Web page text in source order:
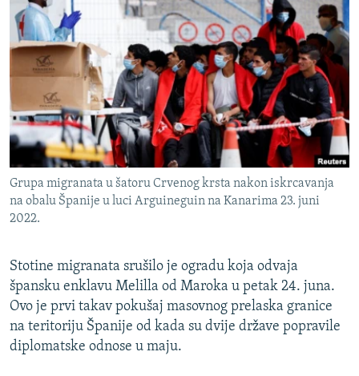
RSE PRIČE IZ SVIJETA
ISPRIČAJ MI
DNEVNO@RSE
SPECIJALI RSE
VIŠE OD NASLOVA
GENOCID U SREBRENICI
POPLAVE I KLIZIŠTA U BIH 2024.
TV LIBERTY
MOJA EVROPA
TRI DECENIJE OD RATA U BIH
SVE KARTE DEJTONA
PRATITE NAS
Sve RFE/RL stranice
Grupa migranata u šatoru Crvenog krsta nakon iskrcavanja
na obalu Španije u luci Arguineguin na Kanarima 23. juni
2022.
Stotine migranata srušilo je ogradu koja odvaja
špansku enklavu Melilla od Maroka u petak 24. juna.
Ovo je prvi takav pokušaj masovnog prelaska granice
na teritoriju Španije od kada su dvije države popravile
diplomatske odnose u maju.